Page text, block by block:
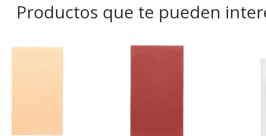
Productos que te pueden